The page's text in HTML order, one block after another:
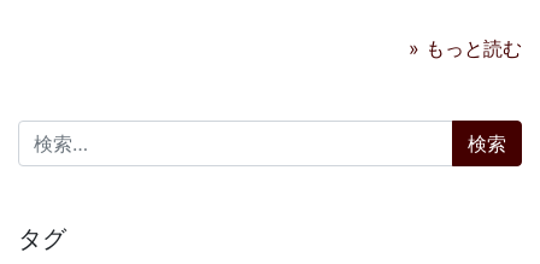
» もっと読む
検索:
タグ